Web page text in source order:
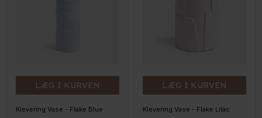
LÆG I KURVEN
Klevering Vase - Flake Blue
LÆG I KURVEN
Klevering Vase - Flake Lilac